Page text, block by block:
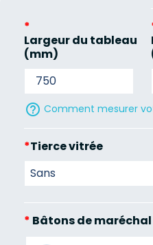
*
Largeur du tableau
(mm)
help_outline Comment mesurer
*Tierce vitrée
* Bâtons de